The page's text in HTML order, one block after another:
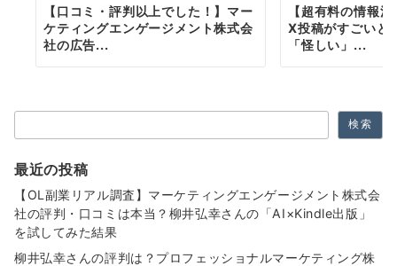
【口コミ・評判以上でした！】マー
ケティングエンゲージメント株式会
社の広告...
【超有料の情報
X投稿がすごいと
「怪しい」...
検索
最近の投稿
【OL副業リアル調査】マーケティングエンゲージメント株式会
社の評判・口コミは本当？柳井弘幸さんの「AI×Kindle出版」
を試してみた結果
柳井弘幸さんの評判は？プロフェッショナルマーケティング株